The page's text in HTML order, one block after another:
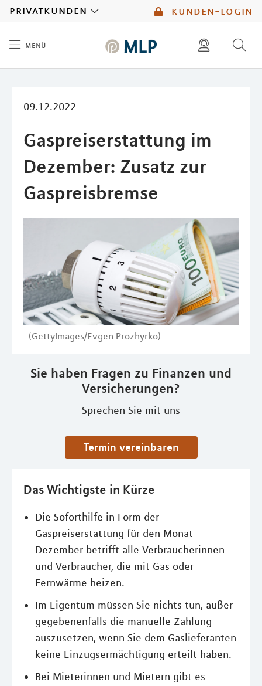
kunden-login
privatkunden
menü
09.12.2022
Gaspreiserstattung im
Dezember: Zusatz zur
Gaspreisbremse
(GettyImages/Evgen Prozhyrko)
Sie haben Fragen zu Finanzen und
Versicherungen?
Sprechen Sie mit uns
Termin vereinbaren
Das Wichtigste in Kürze
Die Soforthilfe in Form der
Gaspreiserstattung für den Monat
Dezember betrifft alle Verbraucherinnen
und Verbraucher, die mit Gas oder
Fernwärme heizen.
Im Eigentum müssen Sie nichts tun, außer
gegebenenfalls die manuelle Zahlung
auszusetzen, wenn Sie dem Gaslieferanten
keine Einzugsermächtigung erteilt haben.
Bei Mieterinnen und Mietern gibt es